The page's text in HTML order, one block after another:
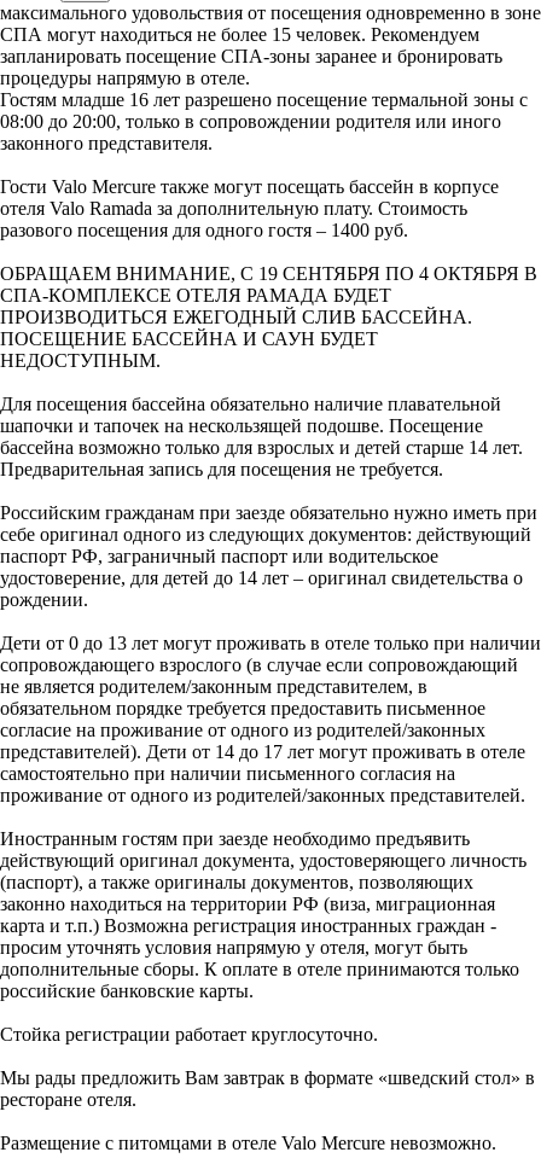
максимального удовольствия от посещения одновременно в зоне
СПА могут находиться не более 15 человек. Рекомендуем
запланировать посещение СПА-зоны заранее и бронировать
процедуры напрямую в отеле.
Гостям младше 16 лет разрешено посещение термальной зоны с
08:00 до 20:00, только в сопровождении родителя или иного
законного представителя.
Гости Valo Mercure также могут посещать бассейн в корпусе
отеля Valo Ramada за дополнительную плату. Стоимость
разового посещения для одного гостя – 1400 руб.
ОБРАЩАЕМ ВНИМАНИЕ, С 19 СЕНТЯБРЯ ПО 4 ОКТЯБРЯ В
СПА-КОМПЛЕКСЕ ОТЕЛЯ РАМАДА БУДЕТ
ПРОИЗВОДИТЬСЯ ЕЖЕГОДНЫЙ СЛИВ БАССЕЙНА.
ПОСЕЩЕНИЕ БАССЕЙНА И САУН БУДЕТ
НЕДОСТУПНЫМ.
Для посещения бассейна обязательно наличие плавательной
шапочки и тапочек на нескользящей подошве. Посещение
бассейна возможно только для взрослых и детей старше 14 лет.
Предварительная запись для посещения не требуется.
Российским гражданам при заезде обязательно нужно иметь при
себе оригинал одного из следующих документов: действующий
паспорт РФ, заграничный паспорт или водительское
удостоверение, для детей до 14 лет – оригинал свидетельства о
рождении.
Дети от 0 до 13 лет могут проживать в отеле только при наличии
сопровождающего взрослого (в случае если сопровождающий
не является родителем/законным представителем, в
обязательном порядке требуется предоставить письменное
согласие на проживание от одного из родителей/законных
представителей). Дети от 14 до 17 лет могут проживать в отеле
самостоятельно при наличии письменного согласия на
проживание от одного из родителей/законных представителей.
Иностранным гостям при заезде необходимо предъявить
действующий оригинал документа, удостоверяющего личность
(паспорт), а также оригиналы документов, позволяющих
законно находиться на территории РФ (виза, миграционная
карта и т.п.) Возможна регистрация иностранных граждан -
просим уточнять условия напрямую у отеля, могут быть
дополнительные сборы. К оплате в отеле принимаются только
российские банковские карты.
Стойка регистрации работает круглосуточно.
Мы рады предложить Вам завтрак в формате «шведский стол» в
ресторане отеля.
Размещение с питомцами в отеле Valo Mercure невозможно.